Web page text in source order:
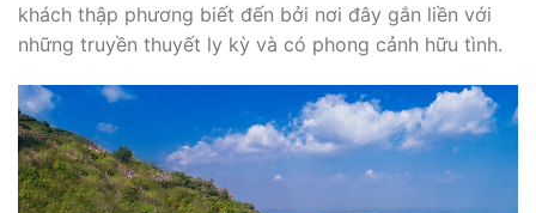
khách thập phương biết đến bởi nơi đây gắn liền với
những truyền thuyết ly kỳ và có phong cảnh hữu tình.